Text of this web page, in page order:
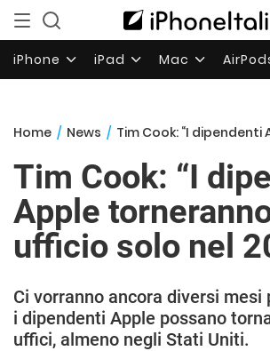
iPhone iPad Mac
Home / News / Tim Cook: “I dipendenti Apple
Tim Cook: “I
Apple
ufficio solo nel
Ci vorranno ancora diversi
i dipendenti Apple possano
uffici, almeno negli Stati Uniti.